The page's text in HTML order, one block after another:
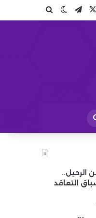
تيلقرامالوضع المظلم
بحث عن
بحث
عن
الرحيل..
التعاقد